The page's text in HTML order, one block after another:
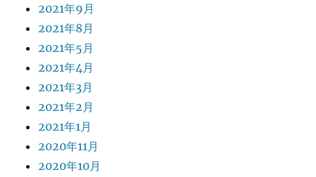
2021年9月
2021年8月
2021年5月
2021年4月
2021年3月
2021年2月
2021年1月
2020年11月
2020年10月